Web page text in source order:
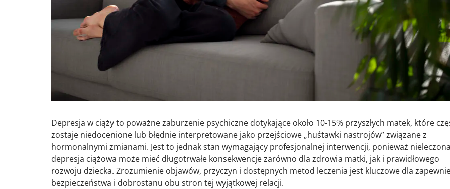
Depresja w ciąży to poważne zaburzenie psychiczne dotykające około 10-15% przyszłych matek, które
zostaje niedocenione lub błędnie interpretowane jako przejściowe „huśtawki nastrojów” związane z
hormonalnymi zmianami. Jest to jednak stan wymagający profesjonalnej interwencji, ponieważ
depresja ciążowa może mieć długotrwałe konsekwencje zarówno dla zdrowia matki, jak i prawidłowego
rozwoju dziecka. Zrozumienie objawów, przyczyn i dostępnych metod leczenia jest kluczowe dla
bezpieczeństwa i dobrostanu obu stron tej wyjątkowej relacji.